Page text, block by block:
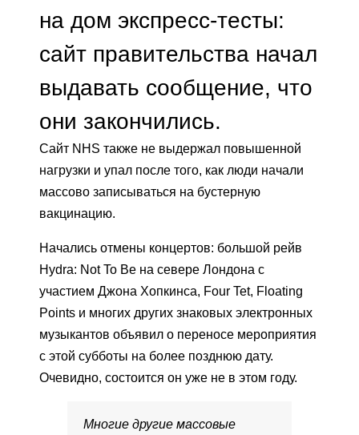
на дом экспресс-тесты:
сайт правительства начал
выдавать сообщение, что
они закончились.
Сайт NHS также не выдержал повышенной
нагрузки и упал после того, как люди начали
массово записываться на бустерную
вакцинацию.
Начались отмены концертов: большой рейв
Hydra: Not To Be на севере Лондона с
участием Джона Хопкинса, Four Tet, Floating
Points и многих других знаковых электронных
музыкантов объявил о переносе мероприятия
с этой субботы на более позднюю дату.
Очевидно, состоится он уже не в этом году.
Многие другие массовые